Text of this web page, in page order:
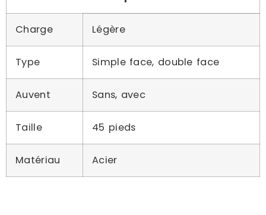
Charge Légère
Type Simple face, double face
Auvent Sans, avec
Taille 45 pieds
Matériau Acier